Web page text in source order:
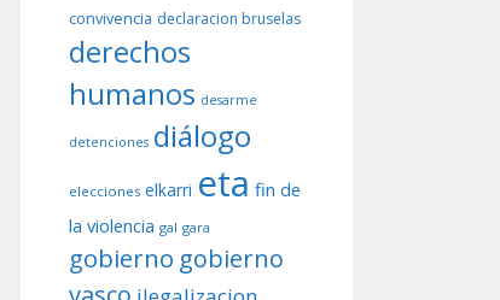
convivencia declaracion bruselas
derechos
humanos desarme
detenciones diálogo
elecciones elkarri eta fin de
la violencia gal gara
gobierno gobierno